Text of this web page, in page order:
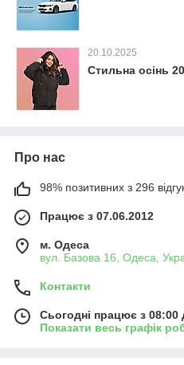
20.10.2025
Стильна осінь
Про нас
98% позитивних з 296
Працює з 07.06.2012
м. Одеса
вул. Базова 16, Одеса,
Контакти
Сьогодні працює з 08:00
Показати весь графік